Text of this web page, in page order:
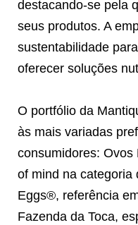
destacando-se pela
seus produtos. A
sustentabilidade
oferecer soluções
O portfólio da
às mais variadas
consumidores:
of mind na categoria
Eggs®️, referência
Fazenda da Toca,